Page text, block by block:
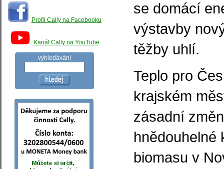
Profil Cally na Facebooku
Kanál Cally na YouTube
vyhledávání
se domácí
výstavby
těžby uhlí.
Teplo pro
krajském
zásadní
hnědouhelné
biomasu v